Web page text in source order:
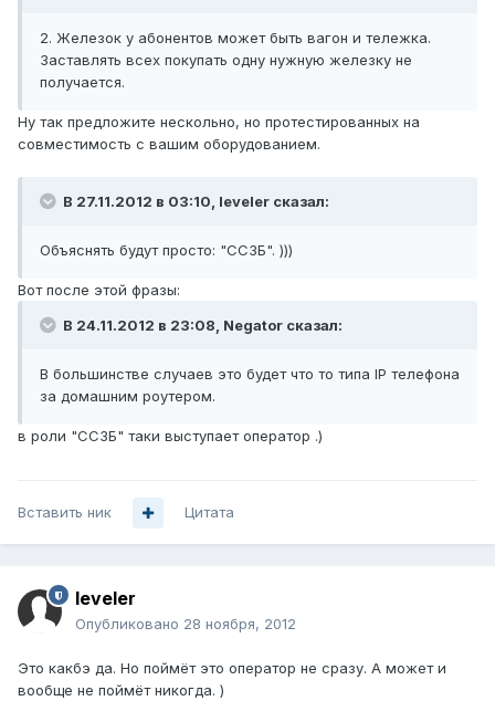
2. Железок у абонентов может быть вагон и тележка.
Заставлять всех покупать одну нужную железку не
получается.
Ну так предложите нескольно, но протестированных на
совместимость с вашим оборудованием.
В 27.11.2012 в 03:10, leveler сказал:
Объяснять будут просто: "ССЗБ". )))
Вот после этой фразы:
В 24.11.2012 в 23:08, Negator сказал:
В большинстве случаев это будет что то типа IP телефона
за домашним роутером.
в роли "ССЗБ" таки выступает оператор .)
Вставить ник Цитата
leveler
Опубликовано 28 ноября, 2012
Это какбэ да. Но поймёт это оператор не сразу. А может и
вообще не поймёт никогда. )